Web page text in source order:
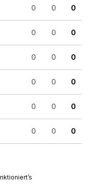
0 0 0
0 0 0
0 0 0
0 0 0
0 0 0
0 0 0